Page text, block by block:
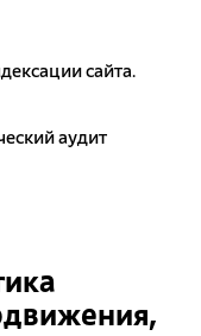
сайта.
аудит